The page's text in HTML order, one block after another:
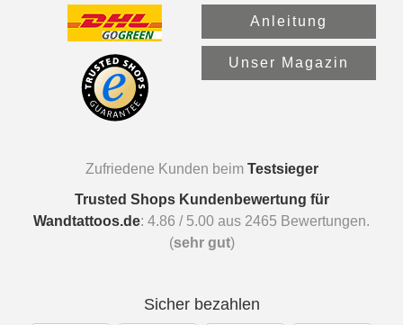
Anleitung
Unser Magazin
Zufriedene Kunden beim Testsieger
Trusted Shops Kundenbewertung für
Wandtattoos.de: 4.86 / 5.00 aus 2465 Bewertungen.
(sehr gut)
Sicher bezahlen